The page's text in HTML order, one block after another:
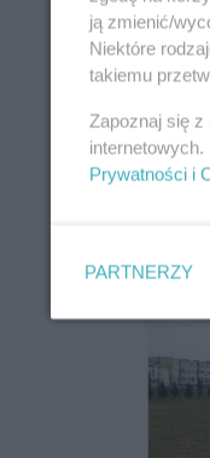
ją zmienić/
Niektóre
takiemu
Zapoznaj się
Prywatności i
PARTNERZY